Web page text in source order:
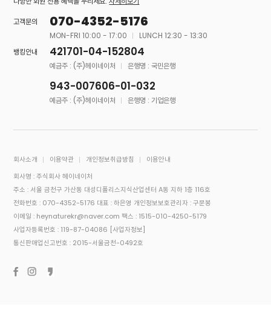
고객문의
070-4352-5176
MON-FRI 10:00 - 17:00
LUNCH 12:30 - 13:30
뱅킹안내
421701-04-152804
예금주 : (주)헤이네이처 은행명 : 국민은행
943-007606-01-032
예금주 : (주)헤이네이처 은행명 : 기업은행
회사소개 이용약관 개인정보취급방침
이용안내
회사명 : 주식회사 헤이네이처
주소 : 서울 금천구 가산동 대성디폴리스지식산업센터 A동 지하 1층 116호
전화번호 : 070-4352-5176 대표 : 하은영 개인정보보호관리자 : 구문봉
이메일 : heynaturekr@naver.com 팩스 : 1515-010-4250-5179
사업자등록번호 : 119-87-04086 [사업자정보]
통신판매업신고번호 : 2015-서울금천-0492호